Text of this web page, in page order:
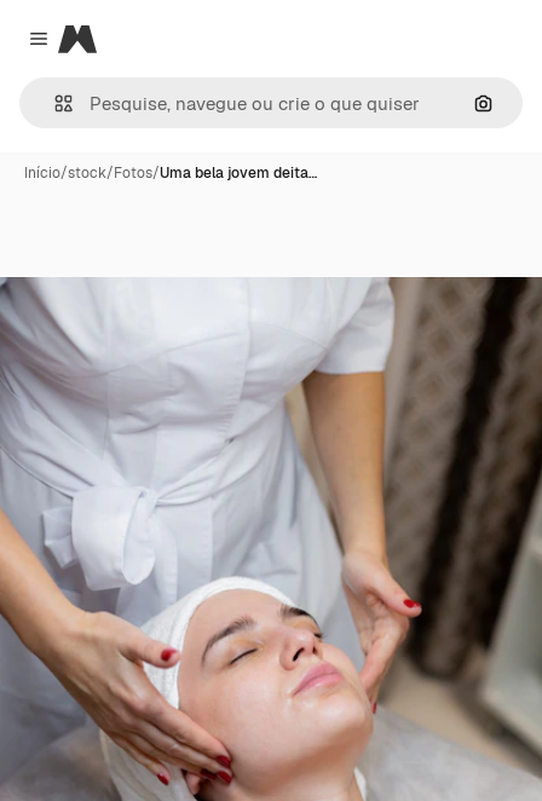
Close menu
Magnific
Início/stock/Fotos/Uma bela jovem deita…